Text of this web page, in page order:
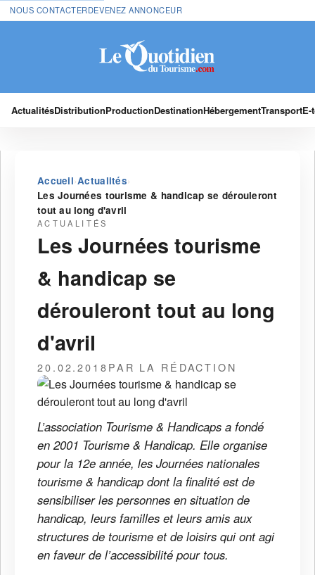
NOUS CONTACTERDEVENEZ ANNONCEUR
ActualitésDistributionProductionDestinationHébergementTransport
Accueil›Actualités›
Les Journées tourisme & handicap se dérouleront
tout au long d'avril
ACTUALITÉS
Les Journées tourisme
& handicap se
dérouleront tout au long
d'avril
20.02.2018PAR LA RÉDACTION
L’association Tourisme & Handicaps a fondé
en 2001 Tourisme & Handicap. Elle organise
pour la 12e année, les Journées nationales
tourisme & handicap dont la finalité est de
sensibiliser les personnes en situation de
handicap, leurs familles et leurs amis aux
structures de tourisme et de loisirs qui ont agi
en faveur de l’accessibilité pour tous.